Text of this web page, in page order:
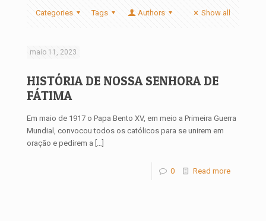
Categories Tags Authors Show all
maio 11, 2023
HISTÓRIA DE NOSSA SENHORA DE
FÁTIMA
Em maio de 1917 o Papa Bento XV, em meio a Primeira Guerra
Mundial, convocou todos os católicos para se unirem em
oração e pedirem a […]
0 Read more